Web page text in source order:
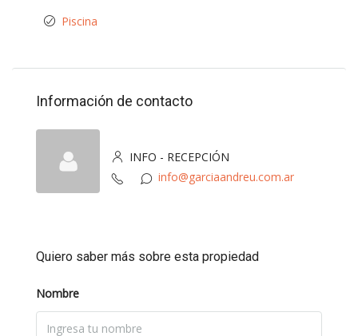
Piscina
Información de contacto
INFO - RECEPCIÓN
info@garciaandreu.com.ar
Quiero saber más sobre esta propiedad
Nombre